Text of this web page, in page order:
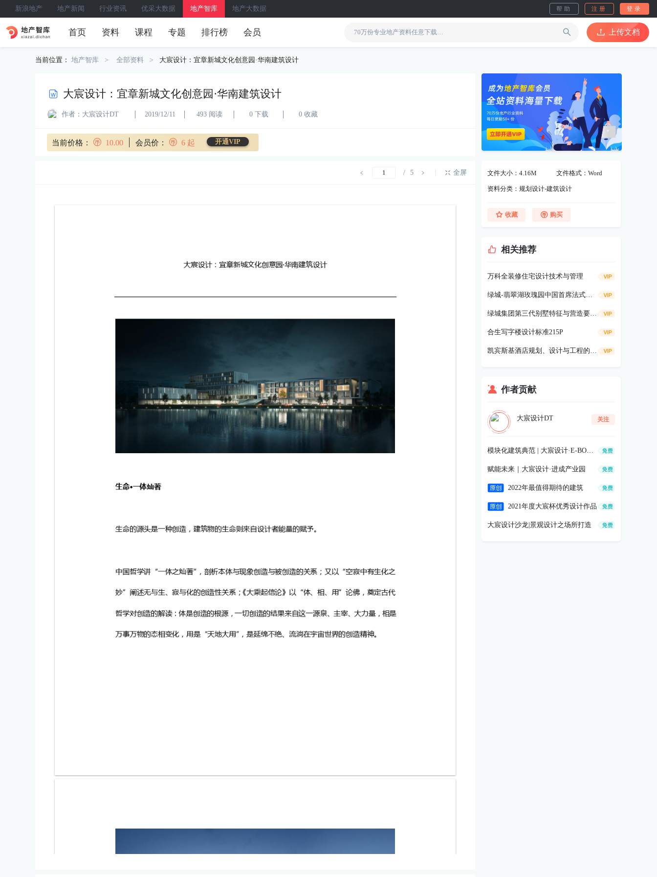
新浪地产 地产新闻 行业资讯 优采大数据 地产智库 地产大数据 帮助 注册 登录
首页 资料 课程 专题 排行榜 会员 上传文档
当前位置： 地产智库 全部资料 大宸设计：宜章新城文化创意园·华南建筑设计
大宸设计：宜章新城文化创意园·华南建筑设计
作者：大宸设计DT 2019/12/11 493 阅读 0 下载 0 收藏
当前价格： 10.00 会员价： 6 起 开通VIP
/ 5 全屏 文件大小：4.16M 文件格式：Word
资料分类：规划设计-建筑设计
收藏 购买
相关推荐
万科全装修住宅设计技术与管理
绿城-翡翠湖玫瑰园中国首席法式合院别墅鉴赏85P
绿城集团第三代别墅特征与营造要点解读（上，共350P）
合生写字楼设计标准215P
凯宾斯基酒店规划、设计与工程的指标方针与标准(06年1月版本）248p
作者贡献
大宸设计DT 关注
模块化建筑典范 | 大宸设计·E-BOX珠江创展港
赋能未来｜大宸设计·进成产业园
2022年最值得期待的建筑
2021年度大宸杯优秀设计作品
大宸设计沙龙|景观设计之场所打造